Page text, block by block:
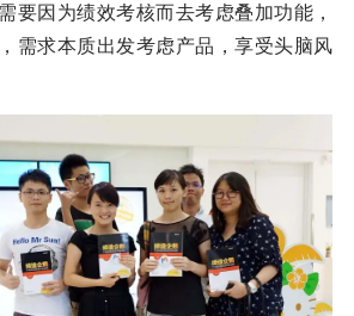
要因为绩效考核而去考虑叠加功能，
需求本质出发考虑产品，享受头脑风